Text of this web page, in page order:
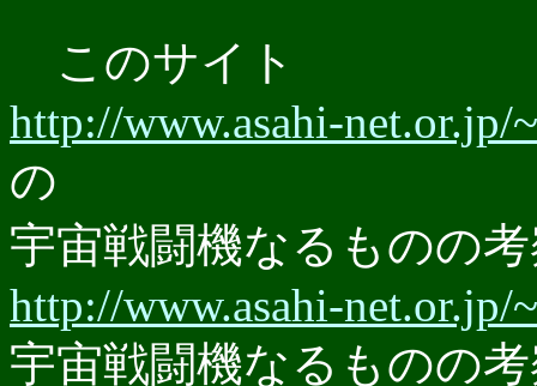
このサイト
http://www.asahi-net.or.jp/
の
宇宙戦闘機なるもの
http://www.asahi-net.or.jp/
宇宙戦闘機なるもの